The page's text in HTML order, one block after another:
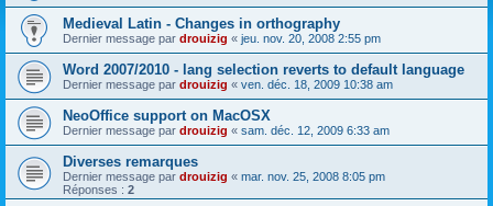
Medieval Latin - Changes in orthography
Dernier message par drouizig « jeu. nov. 20, 2008 2:55 pm
Word 2007/2010 - lang selection reverts to default language
Dernier message par drouizig « ven. déc. 18, 2009 10:38 am
NeoOffice support on MacOSX
Dernier message par drouizig « sam. déc. 12, 2009 6:33 am
Diverses remarques
Dernier message par drouizig « mar. nov. 25, 2008 8:05 pm
Réponses : 2